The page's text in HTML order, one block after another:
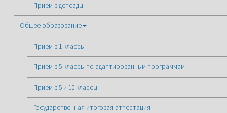
Прием в детсады
Общее образование
Прием в 1 классы
Прием в 5 классы по адаптированным программам
Прием в 5 и 10 классы
Государственная итоговая аттестация